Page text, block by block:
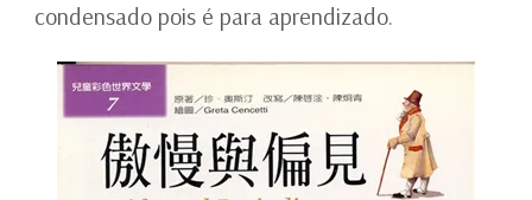
condensado pois é para aprendizado.